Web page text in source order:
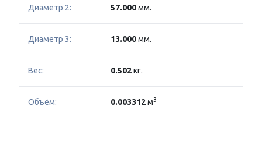
Диаметр 2: 57.000мм.
Диаметр 3: 13.000мм.
Вес: 0.502кг.
Объём: 0.003312м3